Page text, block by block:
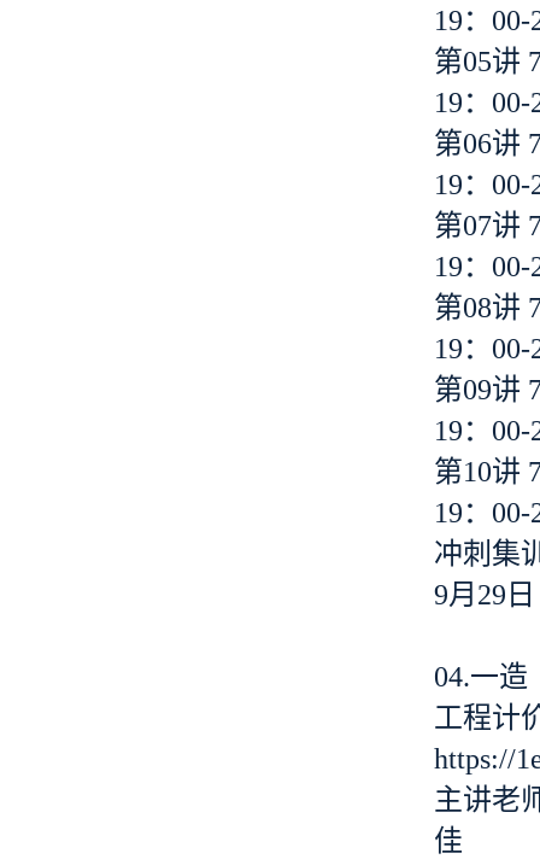
19：00-
第05讲
19：00-
第06讲
19：00-
第07讲
19：00-
第08讲
19：00-
第09讲
19：00-
第10讲
19：00-
冲刺集
9月29日
04.一造
工程计
https://
主讲老
佳